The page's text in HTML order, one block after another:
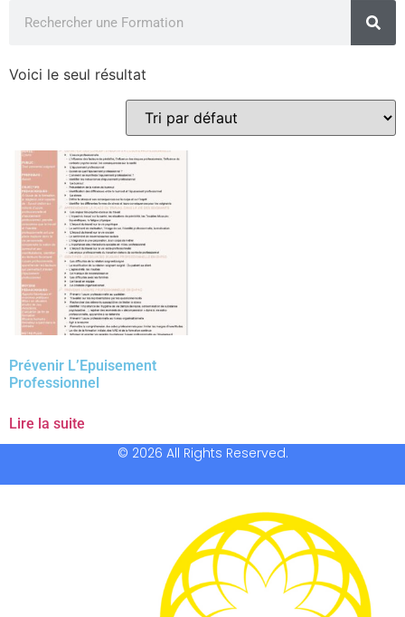
Voici le seul résultat
Prévenir L’Epuisement
Professionnel
Lire la suite
© 2026 All Rights Reserved.